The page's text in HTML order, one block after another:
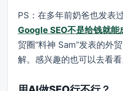
PS：在多年前奶爸也发表
Google SEO不是给钱就能
贸圈“料神 Sam”发表的外
解。感兴趣的也可以去看看